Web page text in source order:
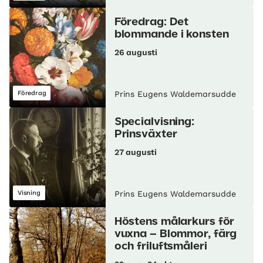
Föredrag
Föredrag: Det
blommande i konsten
26 augusti
Prins Eugens Waldemarsudde
Visning
Specialvisning:
Prinsväxter
27 augusti
Prins Eugens Waldemarsudde
Höstens målarkurs för
vuxna – Blommor, färg
och friluftsmåleri